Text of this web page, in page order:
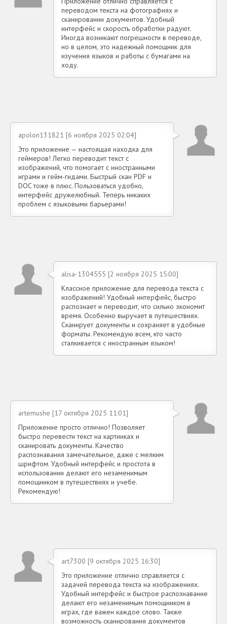
переводом текста на фотографиях и
сканировании документов. Удобный
интерфейс и скорость обработки радуют.
Иногда возникают погрешности в переводе,
но в целом, это надежный помощник для
изучения языков и работы с бумагами на
ходу.
apolon131821 [6 ноября 2025 02:04]
Это приложение — настоящая находка для
геймеров! Легко переводит текст с
изображений, что помогает с иностранными
играми и гейм-гидами. Быстрый скан PDF и
DOC тоже в плюс. Пользоваться удобно,
интерфейс дружелюбный. Теперь никаких
проблем с языковыми барьерами!
alisa-1304555 [2 ноября 2025 15:00]
Классное приложение для перевода текста с
изображений! Удобный интерфейс, быстро
распознает и переводит, что сильно экономит
время. Особенно выручает в путешествиях.
Сканирует документы и сохраняет в удобные
форматы. Рекомендую всем, кто часто
сталкивается с иностранным языком!
artemushe [17 октября 2025 11:01]
Приложение просто отлично! Позволяет
быстро перевести текст на картинках и
сканировать документы. Качество
распознавания замечательное, даже с мелким
шрифтом. Удобный интерфейс и простота в
использовании делают его незаменимым
помощником в путешествиях и учебе.
Рекомендую!
art7300 [9 октября 2025 16:30]
Это приложение отлично справляется с
задачей перевода текста на изображениях.
Удобный интерфейс и быстрое распознавание
делают его незаменимым помощником в
играх, где важен каждое слово. Также
возможность сканирования документов